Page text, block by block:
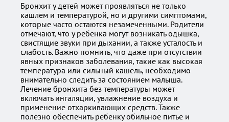
Бронхит у детей может проявляться не только
кашлем и температурой, но и другими симптомами,
которые часто остаются незамеченными. Родители
отмечают, что у ребенка могут возникать одышка,
свистящие звуки при дыхании, а также усталость и
слабость. Важно помнить, что даже при отсутствии
явных признаков заболевания, такие как высокая
температура или сильный кашель, необходимо
внимательно следить за состоянием малыша.
Лечение бронхита без температуры может
включать ингаляции, увлажнение воздуха и
применение отхаркивающих средств. Также
полезно обеспечить ребенку обильное питье и